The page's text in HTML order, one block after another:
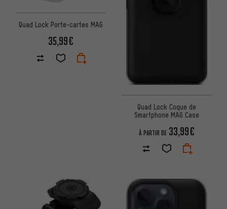
Quad Lock Porte-cartes MAG
35,99€
Quad Lock Coque de
Smartphone MAG Case
À PARTIR DE 33,99€